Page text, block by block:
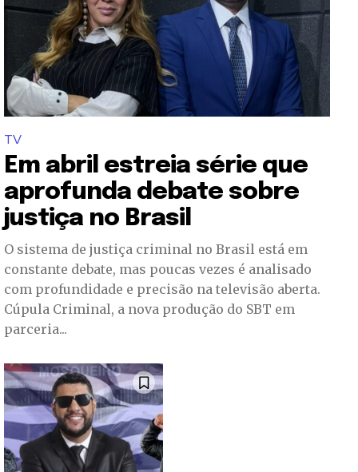
TV
Em abril estreia série que
aprofunda debate sobre
justiça no Brasil
O sistema de justiça criminal no Brasil está em
constante debate, mas poucas vezes é analisado
com profundidade e precisão na televisão aberta.
Cúpula Criminal, a nova produção do SBT em
parceria...